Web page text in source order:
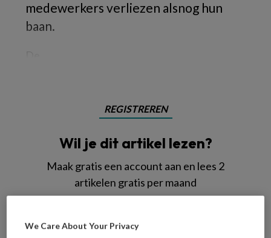
medewerkers verliezen alsnog hun
baan.
REGISTREREN
Wil je dit artikel lezen?
Maak gratis een account aan en lees 2
artikelen gratis per maand
We Care About Your Privacy